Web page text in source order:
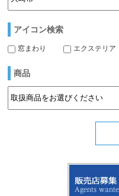
アイコン検索
窓まわり エクステリア
商品